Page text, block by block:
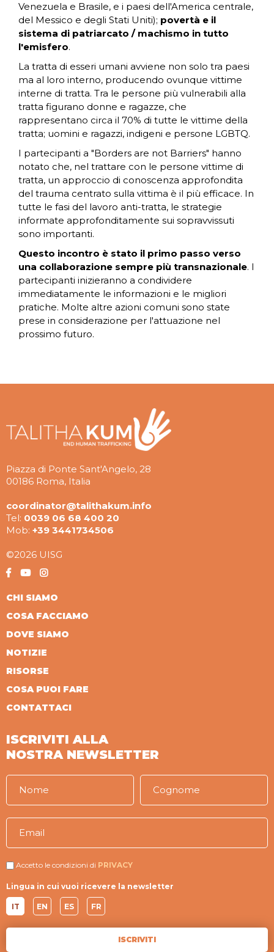
Venezuela e Brasile, e i paesi dell'America centrale,
del Messico e degli Stati Uniti); povertà e il
sistema di patriarcato / machismo in tutto
l'emisfero.
La tratta di esseri umani avviene non solo tra paesi
ma al loro interno, producendo ovunque vittime
interne di tratta. Tra le persone più vulnerabili alla
tratta figurano donne e ragazze, che
rappresentano circa il 70% di tutte le vittime della
tratta; uomini e ragazzi, indigeni e persone LGBTQ.
I partecipanti a "Borders are not Barriers" hanno
notato che, nel trattare con le persone vittime di
tratta, un approccio di conoscenza approfondita
del trauma centrato sulla vittima è il più efficace. In
tutte le fasi del lavoro anti-tratta, le strategie
informate approfonditamente sui sopravvissuti
sono importanti.
Questo incontro è stato il primo passo verso
una collaborazione sempre più transnazionale. I
partecipanti inizieranno a condividere
immediatamente le informazioni e le migliori
pratiche. Molte altre azioni comuni sono state
prese in considerazione per l'attuazione nel
prossimo futuro.
Piazza di Ponte Sant'Angelo, 28
00186 Roma, Italia
coordinator@talithakum.info
Tel: 0039 06 68 400 20
Mob: +39 3441734506
©2026 UISG
CHI SIAMO
COSA FACCIAMO
DOVE SIAMO
NOTIZIE
RISORSE
COSA PUOI FARE
CONTATTACI
ISCRIVITI ALLA
NOSTRA NEWSLETTER
Accetto le condizioni di PRIVACY
Lingua in cui vuoi ricevere la newsletter
IT EN ES FR
ISCRIVITI